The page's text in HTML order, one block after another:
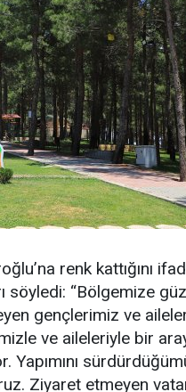
renk kattığını
söyledi: “Bölgemize
gençlerimiz ve
ve aileleriyle bir
Ziyaret etmeyen